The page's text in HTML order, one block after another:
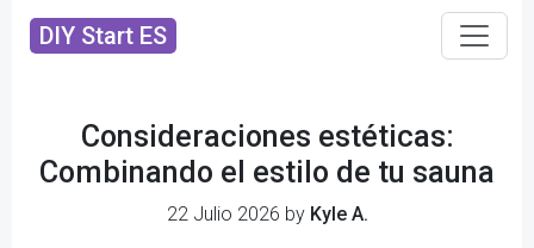
DIY Start ES
Consideraciones estéticas:
Combinando el estilo de tu sauna
22 Julio 2026 by Kyle A.